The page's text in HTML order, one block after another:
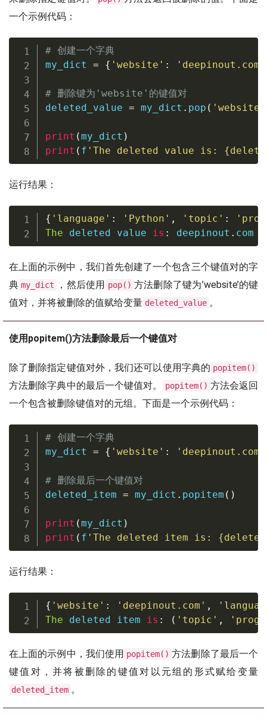
一个示例代码：
# 创建一个字典
my_dict = { 'website' : 'deepinout.com'
# 删除键为'website'的键值对
deleted_value = my_dict . pop ( 'website'
print (my_dict )
print ( f 'The deleted value is: {
运行结果：
{ 'language' : 'Python' , 'topic' :
The deleted value is : deepinout . com
在上面的示例中，我们首先创建了一个包含三个键值对的字
典 my_dict ，然后使用 pop() 方法删除了键为’website’的键
值对，并将被删除的值赋给变量 deleted_value 。
使用popitem()方法删除最后一个键值对
除了删除指定键值对外，我们还可以使用字典的 popitem()
方法删除字典中的最后一个键值对。 popitem() 方法会返回
一个包含被删除键值对的元组。下面是一个示例代码：
# 创建一个字典
my_dict = { 'website' : 'deepinout.com'
# 删除最后一个键值对
deleted_item = my_dict . popitem ( )
print (my_dict )
print ( f 'The deleted item is: {
运行结果：
{ 'website' : 'deepinout.com' ,
The deleted item is : ( 'topic' ,
在上面的示例中，我们使用 popitem() 方法删除了最后一个
键值对，并将被删除的键值对以元组的形式赋给变量
deleted_item 。